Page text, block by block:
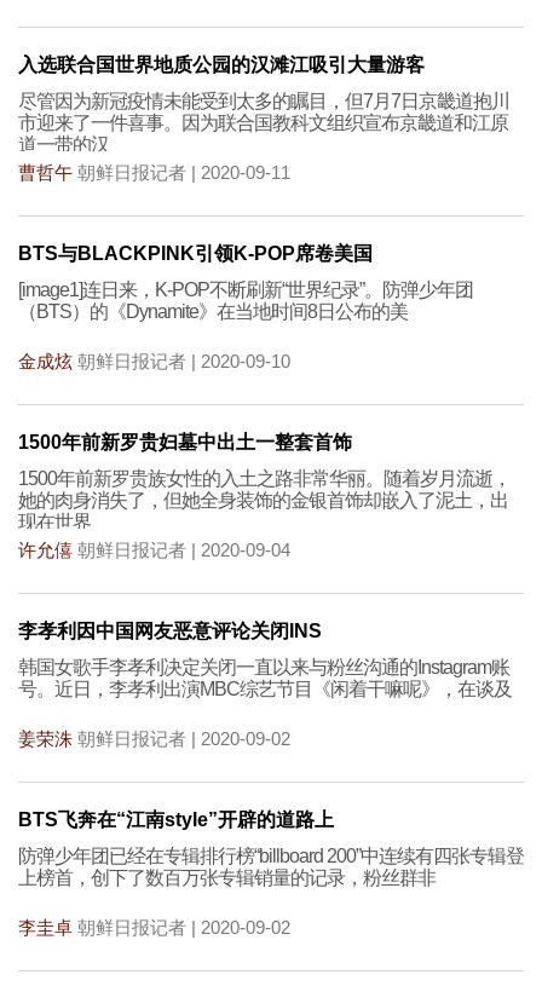
入选联合国世界地质公园的汉滩江吸引大量游客
尽管因为新冠疫情未能受到太多的瞩目，但7月7日京畿道抱川
市迎来了一件喜事。因为联合国教科文组织宣布京畿道和江原
道一带的汉
曹哲午 朝鲜日报记者 | 2020-09-11
BTS与BLACKPINK引领K-POP席卷美国
[image1]连日来，K-POP不断刷新“世界纪录”。防弹少年团
（BTS）的《Dynamite》在当地时间8日公布的美
金成炫 朝鲜日报记者 | 2020-09-10
1500年前新罗贵妇墓中出土一整套首饰
1500年前新罗贵族女性的入土之路非常华丽。随着岁月流逝，
她的肉身消失了，但她全身装饰的金银首饰却嵌入了泥土，出
现在世界
许允僖 朝鲜日报记者 | 2020-09-04
李孝利因中国网友恶意评论关闭INS
韩国女歌手李孝利决定关闭一直以来与粉丝沟通的Instagram账
号。近日，李孝利出演MBC综艺节目《闲着干嘛呢》，在谈及
姜荣洙 朝鲜日报记者 | 2020-09-02
BTS飞奔在“江南style”开辟的道路上
防弹少年团已经在专辑排行榜“billboard 200”中连续有四张专辑登
上榜首，创下了数百万张专辑销量的记录，粉丝群非
李圭卓 朝鲜日报记者 | 2020-09-02